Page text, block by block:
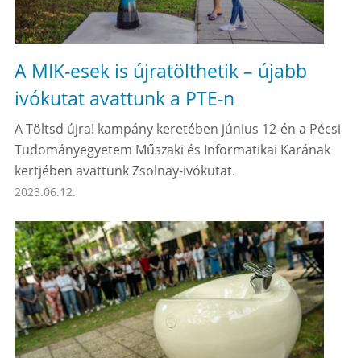
A MIK-esek is újratölthetik – újabb
ivókutat avattunk a PTE-n
A Töltsd újra! kampány keretében június 12-én a Pécsi
Tudományegyetem Műszaki és Informatikai Karának
kertjében avattunk Zsolnay-ivókutat.
2023.06.12.